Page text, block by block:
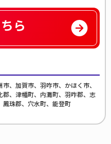
ら
、加賀市、羽咋市、かほく市、
、津幡町、内灘町、羽咋郡、志
鳳珠郡、穴水町、能登町